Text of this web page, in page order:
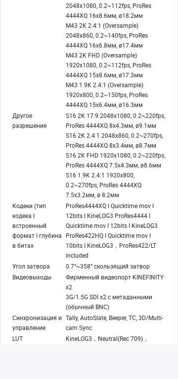
2048x1080, 0.2~112fps, ProRes
4444XQ 16x8.6мм, ø18.2мм
M43 2K 2.4:1 (Oversample)
2048x860, 0.2~140fps, ProRes
4444XQ 16x6.8мм, ø17.4мм
M43 2K FHD (Oversample)
1920x1080, 0.2~112fps, ProRes
4444XQ 15x8.6мм, ø17.3мм
M43 1.9K 2.4:1 (Oversample)
1920x800, 0.2~150fps, ProRes
4444XQ 15x6.4мм, ø16.3мм
Другое
разрешение
S16 2K 17:9 2048x1080, 0.2~220fps,
ProRes 4444XQ 8x4.3мм, ø9.1мм
S16 2K 2.4:1 2048x860, 0.2~270fps,
ProRes 4444XQ 8x3.4мм, ø8.7мм
S16 2K FHD 1920x1080, 0.2~220fps,
ProRes 4444XQ 7.5x4.3мм, ø8.6мм
S16 1.9K 2.4:1 1920x800,
0.2~270fps, ProRes 4444XQ
7.5x3.2мм, ø 8.2мм
Кодеки (тип
кодека I
встроенный
формат I глубина
в битах
ProRes4444XQ I Quicktime mov I
12bits I KineLOG3 ProRes4444 I
Quicktime mov I 12bits I KineLOG3
ProRes422HQ I Quicktime mov I
10bits I KineLOG3，ProRes422/LT
included
Угол затвора
0.7°~358° скользящий затвор
Видеовыходы
Фирменный видеопорт KINEFINITY
x2
3G/1.5G SDI x2 с метаданными
(обычный BNC)
Синхронизация и
управление
Tally, AutoSlate, Beeper, TC, 3D/Multi-
cam Sync
LUT
KineLOG3，Neutral(Rec 709)，